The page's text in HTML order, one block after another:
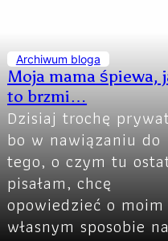
Archiwum bloga
Moja mama śpiewa,
to brzmi…
Dzisiaj trochę
bo w nawiązaniu do
tego, o czym tu
pisałam, chcę
opowiedzieć o moim
własnym sposobie